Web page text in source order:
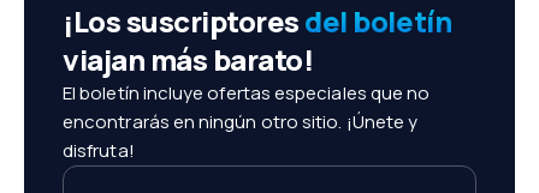
¡Los suscriptoresdel boletín
viajan más barato!
El boletín incluye ofertas especiales que no
encontrarás en ningún otro sitio. ¡Únete y
disfruta!
Tu dirección de email